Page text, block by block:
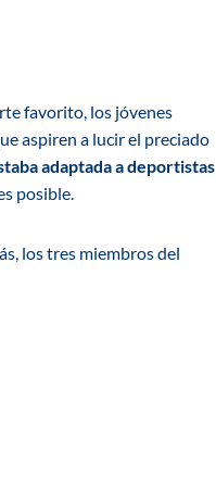
favorito, los jóvenes
aspiren a lucir el preciado
adaptada a deportistas
posible.
los tres miembros del